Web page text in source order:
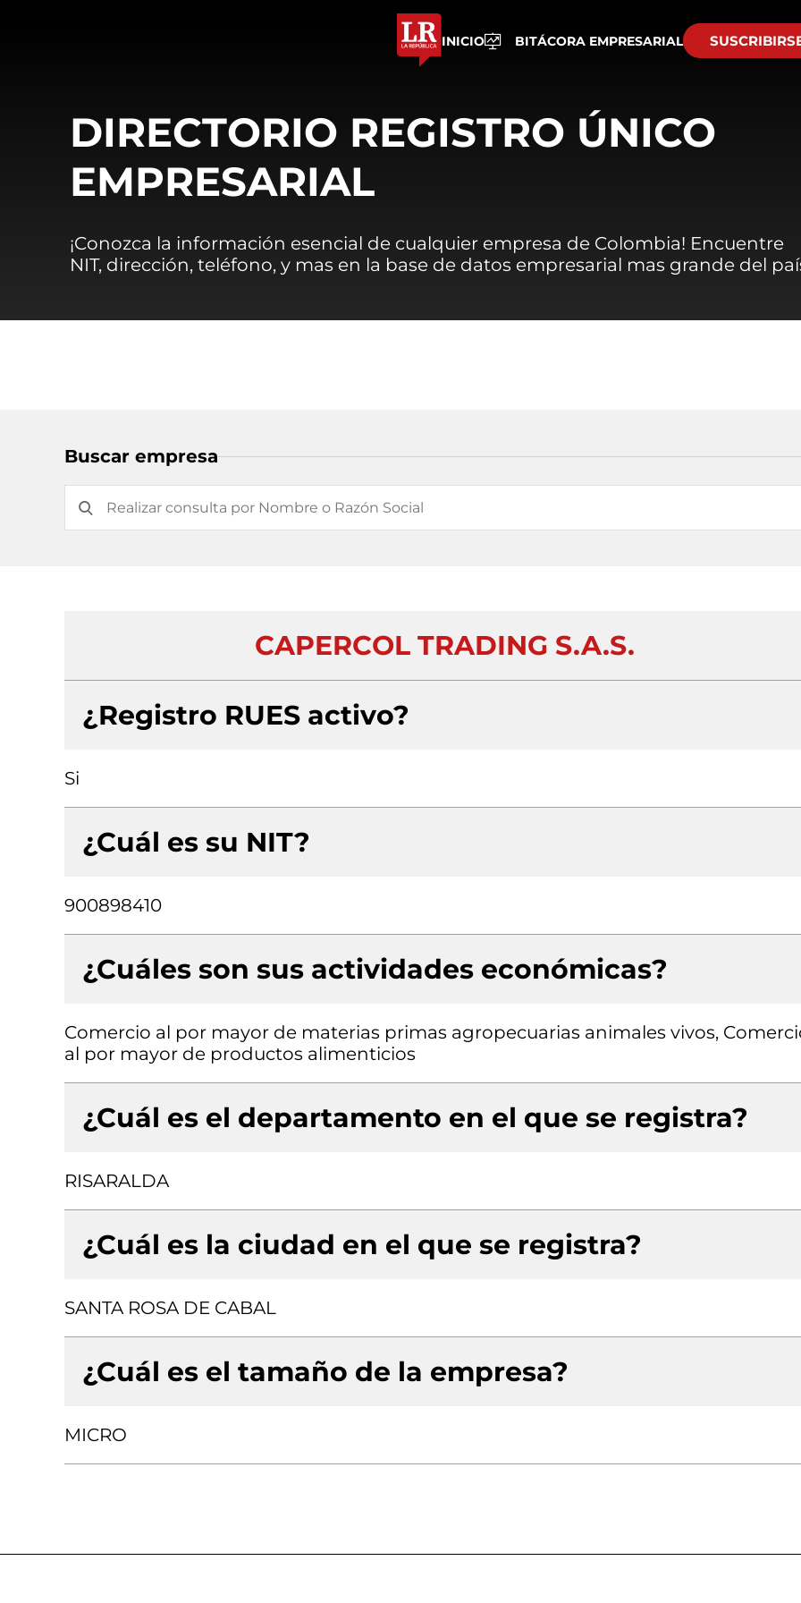
INICIO BITÁCORA EMPRESARIAL
DIRECTORIO REGISTRO ÚNICO
EMPRESARIAL
¡Conozca la información esencial de cualquier empresa de Colombia! Encuentre
NIT, dirección, teléfono, y mas en la base de datos empresarial mas grande del
Buscar empresa
CAPERCOL TRADING S.A.S.
¿Registro RUES activo?
Si
¿Cuál es su NIT?
900898410
¿Cuáles son sus actividades económicas?
Comercio al por mayor de materias primas agropecuarias animales vivos,
al por mayor de productos alimenticios
¿Cuál es el departamento en el que se registra?
RISARALDA
¿Cuál es la ciudad en el que se registra?
SANTA ROSA DE CABAL
¿Cuál es el tamaño de la empresa?
MICRO